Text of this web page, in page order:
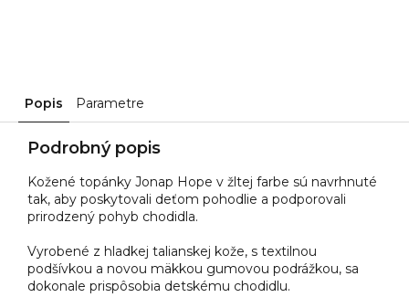
Popis Parametre
Podrobný popis
Kožené topánky Jonap Hope v žltej farbe sú navrhnuté
tak, aby poskytovali deťom pohodlie a podporovali
prirodzený pohyb chodidla.
Vyrobené z hladkej talianskej kože, s textilnou
podšívkou a novou mäkkou gumovou podrážkou, sa
dokonale prispôsobia detskému chodidlu.